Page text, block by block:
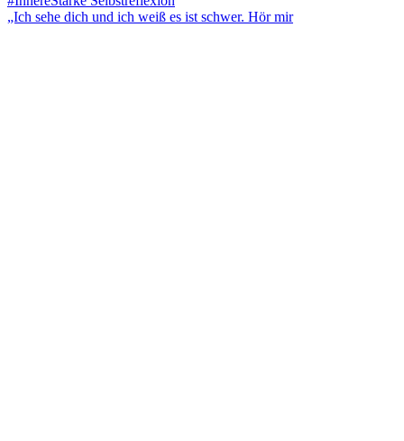
„Ich sehe dich und ich weiß es ist schwer. Hör mir